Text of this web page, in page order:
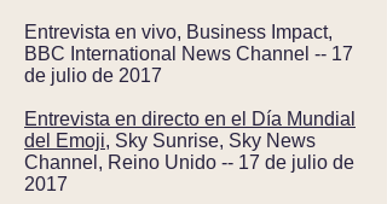
Entrevista en vivo, Business Impact,
BBC International News Channel -- 17
de julio de 2017
Entrevista en directo en el Día Mundial
del Emoji, Sky Sunrise, Sky News
Channel, Reino Unido -- 17 de julio de
2017